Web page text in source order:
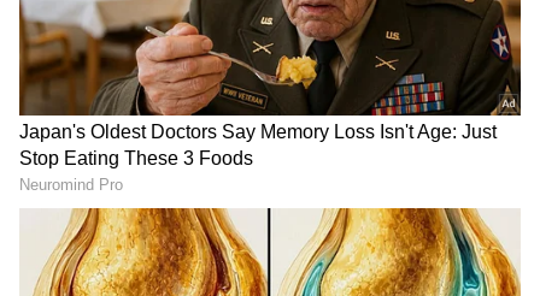
ಇದೇ ವೇಳೆ ಎಥೆನಾಲ್ ಇಂಧನ ಬಳಕೆ, ಪೆಟ್ರೋಲ್‌ನಲ್ಲಿ
ಎಥೆನಾಲ್ ಮಿಶ್ರಣ, ಪರಿಸರ ಸ್ನೇಹಿ ಇಂಧನ ಬಳಕೆ ಸೇರಿದಂತೆ
ಹಲವು ಪರ್ಯಾಯ ಮಾರ್ಗಗಳ ಕುರಿತ ಯೋಜನೆಗಳು
ಘೋಷಣೆಯಾಗುವ ಸಾಧ್ಯತೆ ಇದೆ.
RECOMMENDED STORIES